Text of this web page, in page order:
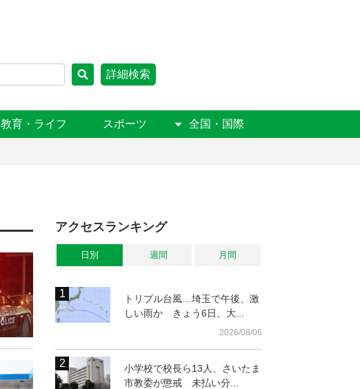
詳細検索
教育・ライフ スポーツ 全国・国際
アクセスランキング
日別 週間 月間
トリプル台風…埼玉で午後、激
しい雨か きょう6日、大...
2026/08/06
小学校で校長ら13人、さいたま
市教委が懲戒 未払い分...